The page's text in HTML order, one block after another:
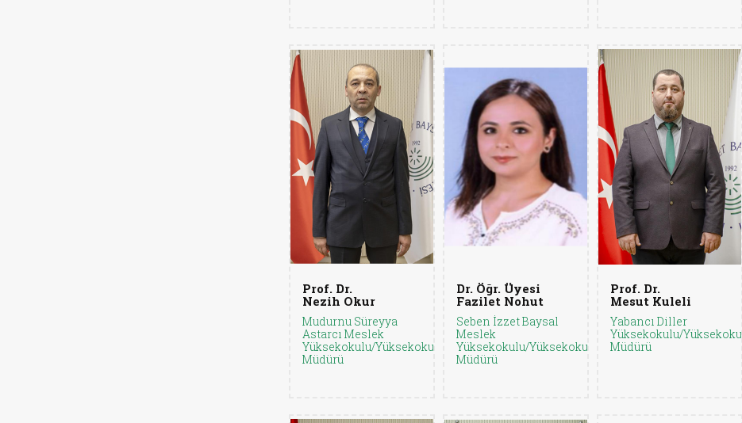
Prof. Dr.
Nezih Okur
Mudurnu Süreyya
Astarcı Meslek
Yüksekokulu/Yüksekokul
Müdürü
Dr. Öğr. Üyesi
Fazilet Nohut
Seben İzzet Baysal
Meslek
Yüksekokulu/Yüksekokul
Müdürü
Prof. Dr.
Mesut Kuleli
Yabancı Diller
Yüksekokulu/Yüksekokul
Müdürü